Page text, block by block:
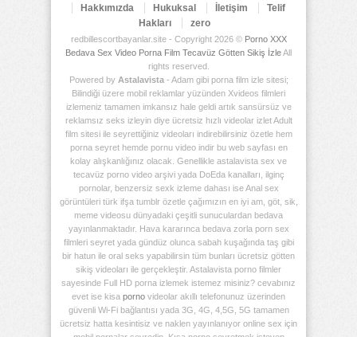
Hakkımızda
Hukuksal İletişim
Telif
Hakları
zero
redbillescortbayanlar.site - Copyright 2026 © Porno XXX
Bedava Sex Video Porna Film Tecavüz Götten Sikiş İzleAll
rights reserved.
Powered by Astalavista- Adam gibi porna film izle sitesi;
Bilindiği üzere mobil reklamlar yüzünden Xvideos filmleri
izlemeniz tamamen imkansız hale geldi artık sansürsüz ve
reklamsız seks izleyin diye ücretsiz hızlı videolar izlet Adult
film sitesi ile seyrettiğiniz videoları indirebilirsiniz özetle hem
porna seyret hemde pornu video indir bu web sayfası en
kolay alışkanlığınız olacak. Genellikle astalavista sex ve
tecavüz porno video arşivi yada DoEda kanalları, ilginç
pornolar, benzersiz sexk izleme dahası ise Anal sex
görüntüleri türk ifşa tumblr özetle çağımızın en iyi am, göt, sik,
meme videosu dünyadaki çeşitli sunuculardan bedava
yayınlanmaktadır. Hava kararınca bedava zorla porn sex
filmleri seyret yada gündüz olunca sabah kuşağında taş gibi
bir hatun ile oral seks yapabilirsin tüm bunları ücretsiz götten
sikiş videoları ile gerçekleştir. Astalavista porno filmler
sayesinde Full HD porna izlemek istemez misiniz? cevabınız
evet ise kisa porno videolar akıllı telefonunuz üzerinden
güvenli Wi-Fi bağlantısı yada 3G, 4G, 4,5G, 5G tamamen
ücretsiz hatta kesintisiz ve naklen yayınlanıyor online sex için